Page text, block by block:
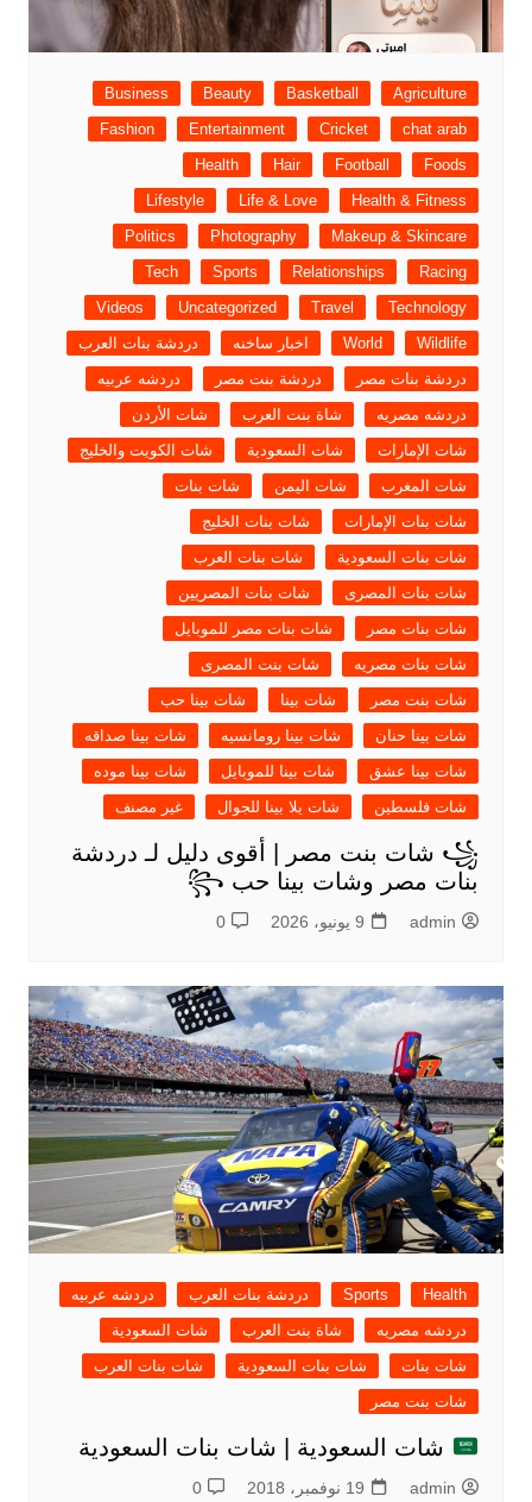
Agriculture
Basketball
Beauty
Business
chat arab
Cricket
Entertainment
Fashion
Foods
Football
Hair
Health
Health & Fitness
Life & Love
Lifestyle
Makeup & Skincare
Photography
Politics
Racing
Relationships
Sports
Tech
Technology
Travel
Uncategorized
Videos
Wildlife
World اخبار ساخنه
دردشة بنات العرب
دردشة بنات مصر
دردشة بنت مصر
دردشه عربيه
دردشه مصريه
شاة بنت العرب
شات الأردن
شات الإمارات
شات السعودية
شات الكويت والخليج
شات المغرب
شات اليمن
شات بنات
شات بنات الإمارات
شات بنات الخليج
شات بنات السعودية
شات بنات العرب
شات بنات المصرى
شات بنات المصريين
شات بنات مصر
شات بنات مصر للموبايل
شات بنات مصريه
شات بنت المصرى
شات بنت مصر
شات بينا
شات بينا حب
شات بينا حنان
شات بينا رومانسيه
شات بينا صداقه
شات بينا عشق
شات بينا للموبايل
شات بينا موده
شات فلسطين
شات يلا بينا للجوال غير مصنف
꧁ شات بنت مصر | أقوى دليل لـ دردشة
بنات مصر وشات بينا حب ꧂
admin 9 يونيو، 2026 0
Health
Sports دردشة بنات العرب
دردشه عربيه
دردشه مصريه
شاة بنت العرب
شات السعودية
شات بنات
شات بنات السعودية
شات بنات العرب
شات بنت مصر
شات السعودية | شات بنات السعودية
admin 19 نوفمبر، 2018 0